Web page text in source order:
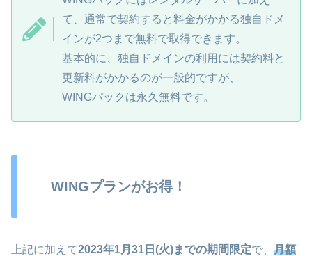
て、通常で契約すると料金がかかる独自ドメ
インが2つまで無料で取得できます。
基本的に、独自ドメインの利用には契約料と
更新料がかかるのが一般的ですが、
WINGパックは永久無料です。
WINGプランがお得！
上記に加えて2023年1月31日(火)までの期間限定で、 月額